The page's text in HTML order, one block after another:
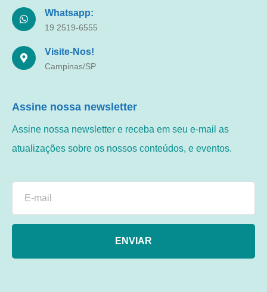
Whatsapp:
19 2519-6555
Visite-Nos!
Campinas/SP
Assine nossa newsletter
Assine nossa newsletter e receba em seu e-mail as
atualizações sobre os nossos conteúdos, e eventos.
ENVIAR